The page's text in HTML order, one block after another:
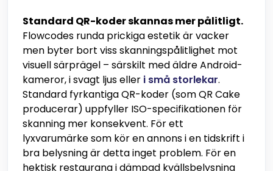
Standard QR-koder skannas mer pålitligt.
Flowcodes runda prickiga estetik är vacker
men byter bort viss skanningspålitlighet mot
visuell särprägel – särskilt med äldre Android-
kameror, i svagt ljus eller i små storlekar.
Standard fyrkantiga QR-koder (som QR Cake
producerar) uppfyller ISO-specifikationen för
skanning mer konsekvent. För ett
lyxvarumärke som kör en annons i en tidskrift i
bra belysning är detta inget problem. För en
hektisk restaurang i dämpad kvällsbelysning